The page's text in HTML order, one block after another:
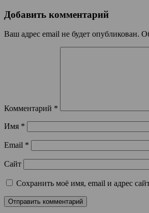
Добавить комментарий
Ваш адрес email не будет опубликован.
Комментарий *
Имя *
Email *
Сайт
Сохранить моё имя, email и адрес